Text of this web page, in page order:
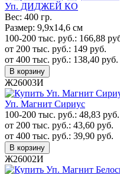
Уп. ДИДЖЕЙ КО
Вес: 400 гр.
Размер: 9,9х14,6 см
100-200 тыс. руб.: 166,88
от 200 тыс. руб.: 149 руб.
от 400 тыс. руб.: 138,40 руб.
В корзину
Ж26003И
Уп. Магнит Сириус
100-200 тыс. руб.: 48,83 руб.
от 200 тыс. руб.: 43,60 руб.
от 400 тыс. руб.: 39,90 руб.
В корзину
Ж26002И